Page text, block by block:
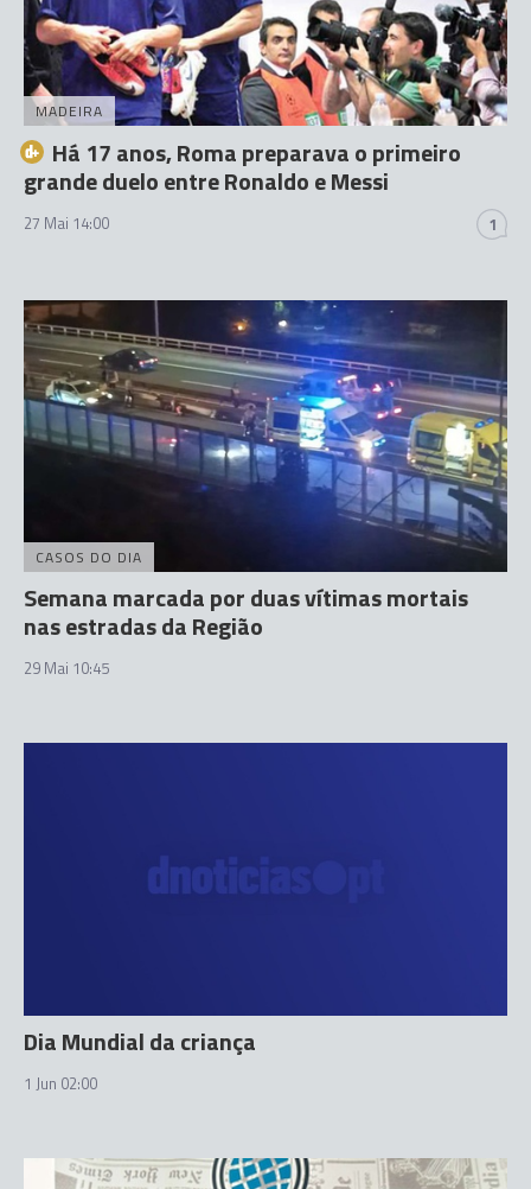
MADEIRA
Há 17 anos, Roma preparava o primeiro
grande duelo entre Ronaldo e Messi
27 Mai 14:00 1
CASOS DO DIA
Semana marcada por duas vítimas mortais
nas estradas da Região
29 Mai 10:45
Dia Mundial da criança
1 Jun 02:00